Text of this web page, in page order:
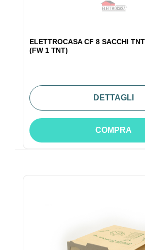
ELETTROCASA CF 8 SACCHI
(FW 1 TNT)
DETTAGLI
COMPRA